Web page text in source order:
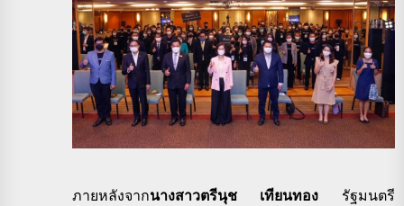
ภายหลังจากนางสาวตรีนุช เทียนทอง รัฐมนตรี